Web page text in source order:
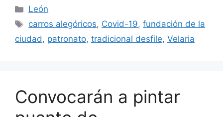
Categorías
León
Etiquetas
carros alegóricos, Covid-19,fundación de la
ciudad, patronato, tradicional desfile, Velaria
Convocarán a pintar